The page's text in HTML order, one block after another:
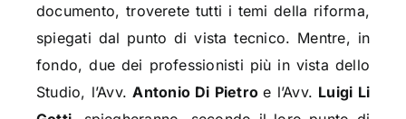
documento, troverete tutti i temi della riforma,
spiegati dal punto di vista tecnico. Mentre, in
fondo, due dei professionisti più in vista dello
Studio, l’Avv.Antonio Di Pietroe l’Avv. Luigi Li